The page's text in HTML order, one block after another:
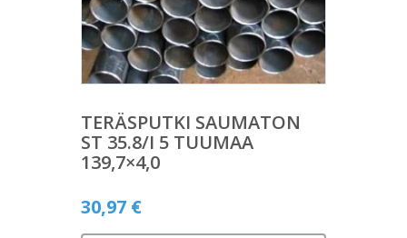
TERÄSPUTKI SAUMATON
ST 35.8/I 5 TUUMAA
139,7×4,0
30,97 €